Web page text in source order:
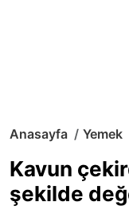
Anasayfa Yemek
Kavun
şekilde